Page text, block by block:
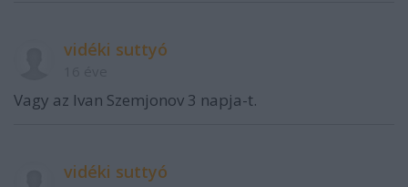
vidéki suttyó
Vagy az Ivan Szemjonov 3 napja-t.
vidéki suttyó